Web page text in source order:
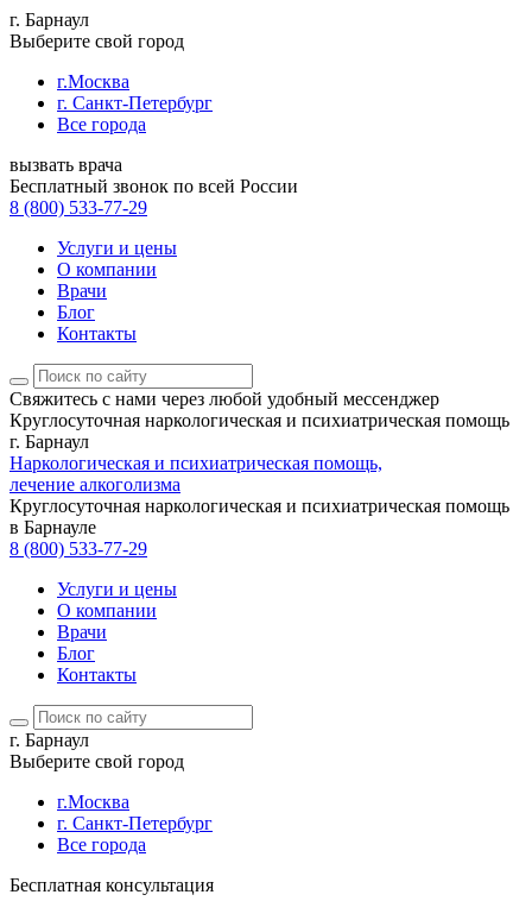
г. Барнаул
Выберите свой город
г.Москва
г. Санкт-Петербург
Все города
вызвать врача
Бесплатный звонок по всей России
8 (800) 533-77-29
Услуги и цены
О компании
Врачи
Блог
Контакты
Свяжитесь с нами через любой удобный мессенджер
Круглосуточная наркологическая и психиатрическая помощь
г. Барнаул
Наркологическая и психиатрическая помощь,
лечение алкоголизма
Круглосуточная наркологическая и психиатрическая помощь
в Барнауле
8 (800) 533-77-29
Услуги и цены
О компании
Врачи
Блог
Контакты
г. Барнаул
Выберите свой город
г.Москва
г. Санкт-Петербург
Все города
Бесплатная консультация